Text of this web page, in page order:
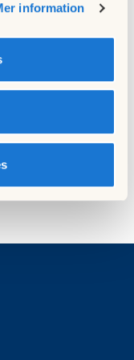
information
Nästa nyhet
fjärrvärme